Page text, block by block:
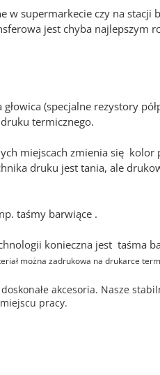
supermarkecie czy na stacji
jest chyba najlepszym
(specjalne rezystory
termicznego.
miejscach zmienia się
druku jest tania, ale
taśmy barwiące .
konieczna jest taśma
można zadrukowa na drukarce
akcesoria. Nasze
pracy.